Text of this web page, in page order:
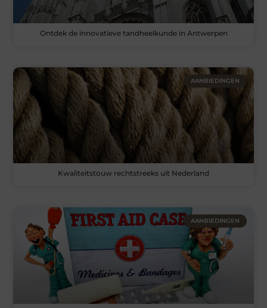
Ontdek de innovatieve tandheelkunde in Antwerpen
AANBIEDINGEN
Kwaliteitstouw rechtstreeks uit Nederland
AANBIEDINGEN